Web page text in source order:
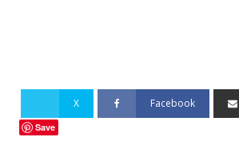
X Facebook
Save